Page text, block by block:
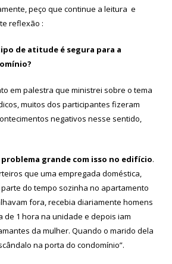
peço que continue a leitura e
reflexão :
de atitude é segura para a
em palestra que ministrei sobre o tema
muitos dos participantes fizeram
negativos nesse sentido,
problema grande com isso no edifício.
que uma empregada doméstica,
do tempo sozinha no apartamento
fora, recebia diariamente homens
de 1 hora na unidade e depois iam
da mulher. Quando o marido dela
na porta do condomínio”.